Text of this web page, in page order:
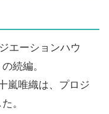
エーションハウ
続編。
嵐唯織は、プロジ
。